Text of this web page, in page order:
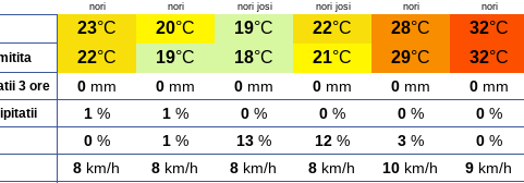
nori
nori
nori josi
nori josi
nori
nori
23°C 20°C 19°C 22°C 28°C 32°C
22°C 19°C 18°C 21°C 29°C 32°C
3 ore 0mm 0mm 0mm 0mm 0mm 0mm
1% 1% 0% 0% 0% 0%
0% 1% 13% 12% 3% 0%
8 km/h 8 km/h 8 km/h 8 km/h 10 km/h 9 km/h